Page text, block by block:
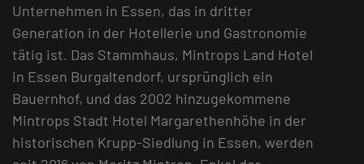
Unternehmen in Essen, das in dritter
Generation in der Hotellerie und Gastronomie
tätig ist. Das Stammhaus, Mintrops Land Hotel
in Essen Burgaltendorf, ursprünglich ein
Bauernhof, und das 2002 hinzugekommene
Mintrops Stadt Hotel Margarethenhöhe in der
historischen Krupp-Siedlung in Essen, werden